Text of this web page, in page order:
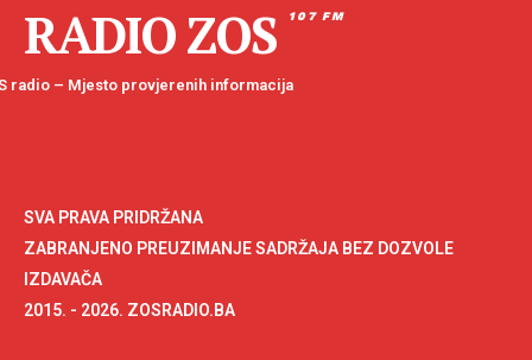
RADIO ZOS 107 FM
radio – Mjesto provjerenih informacija
SVA PRAVA PRIDRŽANA
ZABRANJENO PREUZIMANJE SADRŽAJA BEZ DOZVOLE
IZDAVAČA
2015. - 2026. ZOSRADIO.BA